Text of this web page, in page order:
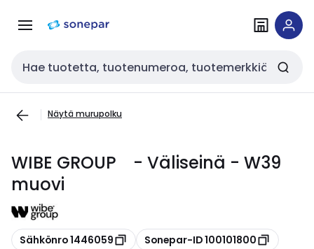
navigointiinsisältöön
Haku
Näytä murupolku
WIBE GROUP - Väliseinä - W39
muovi
Kopioi
Sähkönro 1446059 Kopioi
Sonepar-ID 100101800